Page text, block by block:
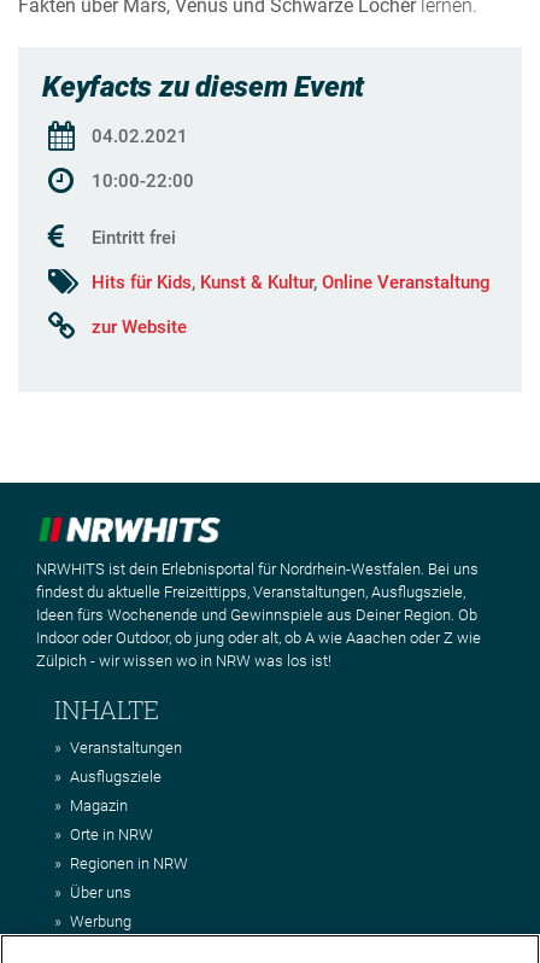
Fakten über Mars, Venus und Schwarze Löcherlernen.
Keyfacts zu diesem Event
04.02.2021
10:00-22:00
Eintritt frei
Hits für Kids, Kunst & Kultur, Online Veranstaltung
zur Website
NRWHITS ist dein Erlebnisportal für Nordrhein-Westfalen. Bei uns
findest du aktuelle Freizeittipps, Veranstaltungen, Ausflugsziele,
Ideen fürs Wochenende und Gewinnspiele aus Deiner Region. Ob
Indoor oder Outdoor, ob jung oder alt, ob A wie Aaachen oder Z wie
Zülpich - wir wissen wo in NRW was los ist!
INHALTE
Veranstaltungen
Ausflugsziele
Magazin
Orte in NRW
Regionen in NRW
Über uns
Werbung